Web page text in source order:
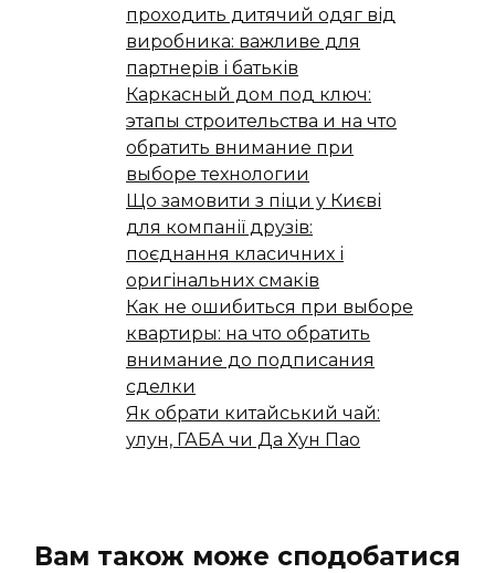
проходить дитячий одяг від
виробника: важливе для
партнерів і батьків
Каркасный дом под ключ:
этапы строительства и на что
обратить внимание при
выборе технологии
Що замовити з піци у Києві
для компанії друзів:
поєднання класичних і
оригінальних смаків
Как не ошибиться при выборе
квартиры: на что обратить
внимание до подписания
сделки
Як обрати китайський чай:
улун, ГАБА чи Да Хун Пао
Вам також може сподобатися